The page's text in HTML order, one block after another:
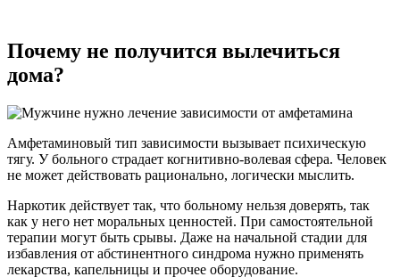
Почему не получится вылечиться
дома?
Амфетаминовый тип зависимости вызывает психическую
тягу. У больного страдает когнитивно-волевая сфера. Человек
не может действовать рационально, логически мыслить.
Наркотик действует так, что больному нельзя доверять, так
как у него нет моральных ценностей. При самостоятельной
терапии могут быть срывы. Даже на начальной стадии для
избавления от абстинентного синдрома нужно применять
лекарства, капельницы и прочее оборудование.